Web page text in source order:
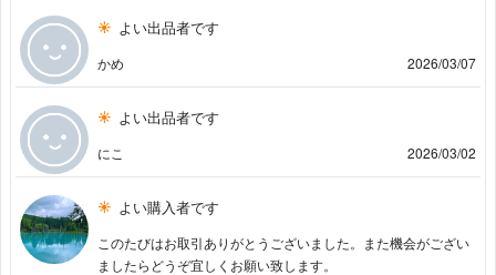
よい出品者です
かめ 2026/03/07
よい出品者です
にこ 2026/03/02
よい購入者です
このたびはお取引ありがとうございました。また機会がござい
ましたらどうぞ宜しくお願い致します。